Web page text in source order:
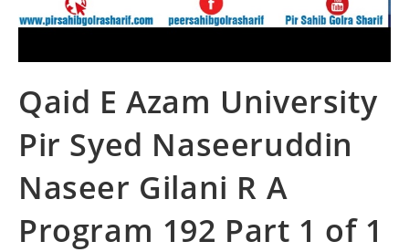
Qaid E Azam University
Pir Syed Naseeruddin
Naseer Gilani R A
Program 192 Part 1 of 1